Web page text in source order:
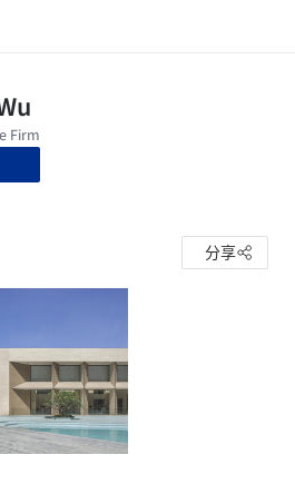
分享